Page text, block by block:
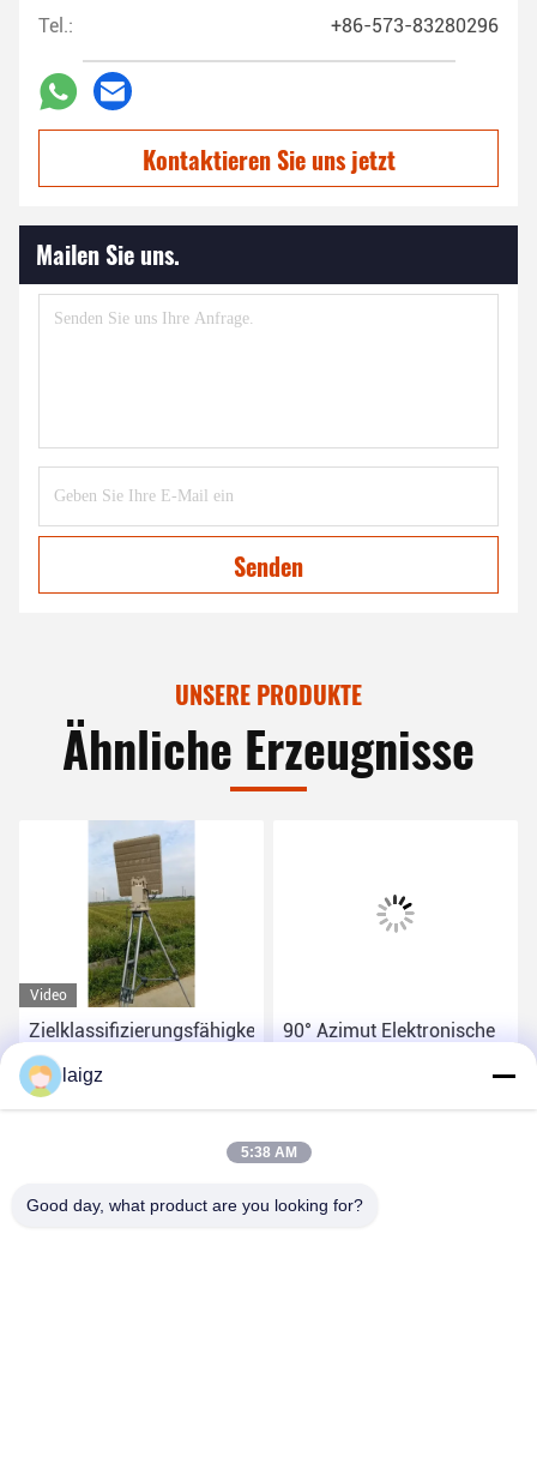
Tel.: +86-573-83280296
Kontaktieren Sie uns jetzt
Mailen Sie uns.
Senden
UNSERE PRODUKTE
Ähnliche Erzeugnisse
Video
Zielklassifizierungsfähigkeit
Hochgenauigkeit
Niedrighöhenradar mit
mehrfacher Zielverfolgung
90° Azimut Elektronische
Hochgenauigkeit
Zielklassifizierung
Stromversorgung
laigz
5:38 AM
Good day, what product are you looking for?